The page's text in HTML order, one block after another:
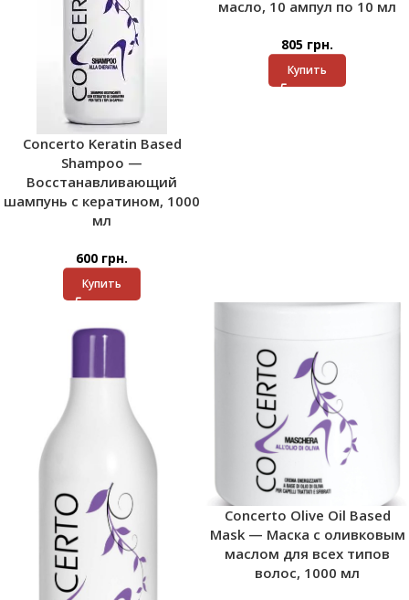
Concerto Keratin Based
Shampoo —
Восстанавливающий
шампунь с кератином, 1000
мл
600 грн.
Купить
масло, 10 ампул по 10 мл
805 грн.
Купить
Concerto Olive Oil Based
Mask — Маска с оливковым
маслом для всех типов
волос, 1000 мл